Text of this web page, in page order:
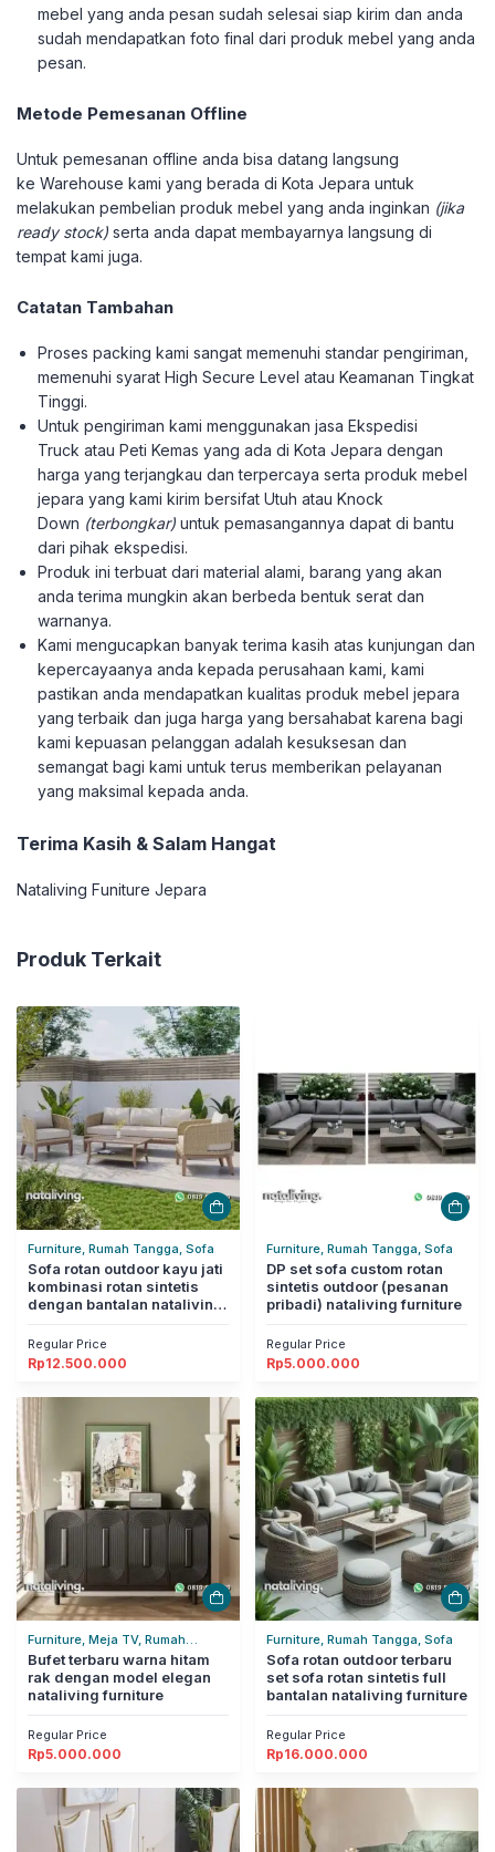
mebel yang anda pesan sudah selesai siap kirim dan anda
sudah mendapatkan foto final dari produk mebel yang anda
pesan.
Metode Pemesanan Offline
Untuk pemesanan offline anda bisa datang langsung
ke Warehouse kami yang berada di Kota Jepara untuk
melakukan pembelian produk mebel yang anda inginkan (jika
ready stock) serta anda dapat membayarnya langsung di
tempat kami juga.
Catatan Tambahan
Proses packing kami sangat memenuhi standar pengiriman,
memenuhi syarat High Secure Level atau Keamanan Tingkat
Tinggi.
Untuk pengiriman kami menggunakan jasa Ekspedisi
Truck atau Peti Kemas yang ada di Kota Jepara dengan
harga yang terjangkau dan terpercaya serta produk mebel
jepara yang kami kirim bersifat Utuh atau Knock
Down (terbongkar) untuk pemasangannya dapat di bantu
dari pihak ekspedisi.
Produk ini terbuat dari material alami, barang yang akan
anda terima mungkin akan berbeda bentuk serat dan
warnanya.
Kami mengucapkan banyak terima kasih atas kunjungan dan
kepercayaanya anda kepada perusahaan kami, kami
pastikan anda mendapatkan kualitas produk mebel jepara
yang terbaik dan juga harga yang bersahabat karena bagi
kami kepuasan pelanggan adalah kesuksesan dan
semangat bagi kami untuk terus memberikan pelayanan
yang maksimal kepada anda.
Terima Kasih & Salam Hangat
Nataliving Funiture Jepara
Produk Terkait
Furniture, Rumah Tangga, Sofa
Sofa rotan outdoor kayu jati
kombinasi rotan sintetis
dengan bantalan nataliving
Regular Price
Rp12.500.000
Furniture, Rumah Tangga, Sofa
DP set sofa custom rotan
sintetis outdoor (pesanan
pribadi) nataliving furniture
Regular Price
Rp5.000.000
Furniture, Meja TV, Rumah
Tangga
Bufet terbaru warna hitam
rak dengan model elegan
nataliving furniture
Regular Price
Rp5.000.000
Furniture, Rumah Tangga, Sofa
Sofa rotan outdoor terbaru
set sofa rotan sintetis full
bantalan nataliving furniture
Regular Price
Rp16.000.000